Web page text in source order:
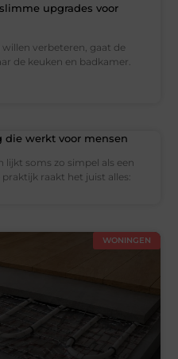
upgrades voor
verbeteren, gaat de
de keuken en badkamer.
werkt voor mensen
soms zo simpel als een
raakt het juist alles:
WONINGEN